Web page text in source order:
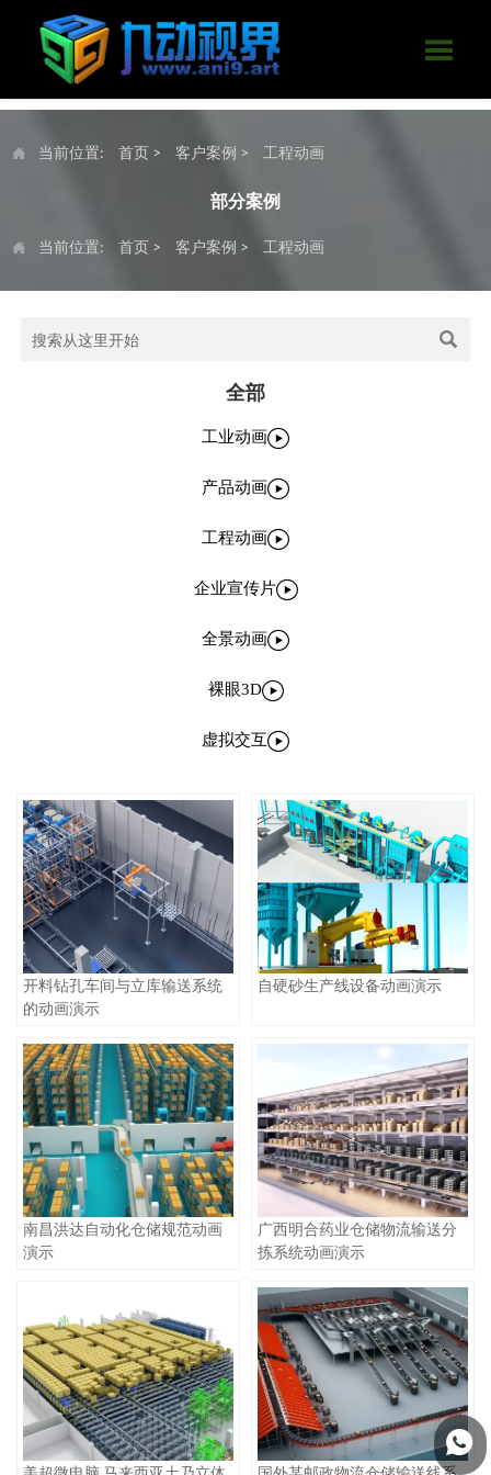

 当前位置: 首页 > 客户案例 > 工程动画
部分案例
 当前位置: 首页 > 客户案例 > 工程动画

全部
工业动画
产品动画
工程动画
企业宣传片
全景动画
裸眼3D
虚拟交互
开料钻孔车间与立库输送系统
的动画演示
自硬砂生产线设备动画演示
南昌洪达自动化仓储规范动画
演示
广西明合药业仓储物流输送分
拣系统动画演示
